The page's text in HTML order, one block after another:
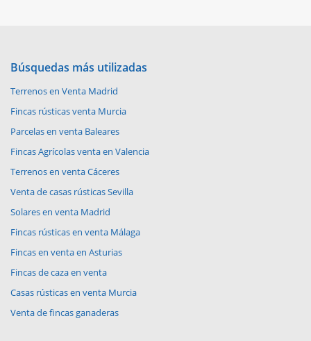
Búsquedas más utilizadas
Terrenos en Venta Madrid
Fincas rústicas venta Murcia
Parcelas en venta Baleares
Fincas Agrícolas venta en Valencia
Terrenos en venta Cáceres
Venta de casas rústicas Sevilla
Solares en venta Madrid
Fincas rústicas en venta Málaga
Fincas en venta en Asturias
Fincas de caza en venta
Casas rústicas en venta Murcia
Venta de fincas ganaderas